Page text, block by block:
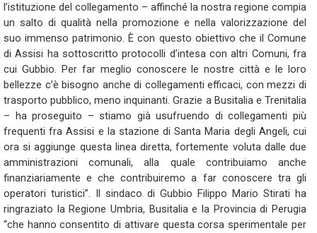
l’istituzione del collegamento – affinché la nostra regione compia
un salto di qualità nella promozione e nella valorizzazione del
suo immenso patrimonio. È con questo obiettivo che il Comune
di Assisi ha sottoscritto protocolli d’intesa con altri Comuni, fra
cui Gubbio. Per far meglio conoscere le nostre città e le loro
bellezze c’è bisogno anche di collegamenti efficaci, con mezzi di
trasporto pubblico, meno inquinanti. Grazie a Busitalia e Trenitalia
– ha proseguito – stiamo già usufruendo di collegamenti più
frequenti fra Assisi e la stazione di Santa Maria degli Angeli, cui
ora si aggiunge questa linea diretta, fortemente voluta dalle due
amministrazioni comunali, alla quale contribuiamo anche
finanziariamente e che contribuiremo a far conoscere tra gli
operatori turistici”. Il sindaco di Gubbio Filippo Mario Stirati ha
ringraziato la Regione Umbria, Busitalia e la Provincia di Perugia
“che hanno consentito di attivare questa corsa sperimentale per